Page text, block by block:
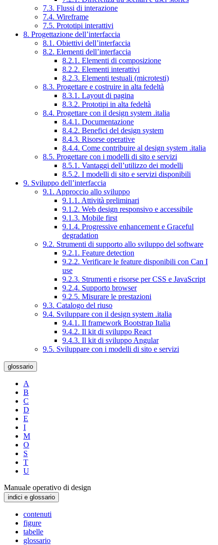
7.3. Flussi di interazione
7.4. Wireframe
7.5. Prototipi interattivi
8. Progettazione dell’interfaccia
8.1. Obiettivi dell’interfaccia
8.2. Elementi dell’interfaccia
8.2.1. Elementi di composizione
8.2.2. Elementi interattivi
8.2.3. Elementi testuali (microtesti)
8.3. Progettare e costruire in alta fedeltà
8.3.1. Layout di pagina
8.3.2. Prototipi in alta fedeltà
8.4. Progettare con il design system .italia
8.4.1. Documentazione
8.4.2. Benefici del design system
8.4.3. Risorse operative
8.4.4. Come contribuire al design system .italia
8.5. Progettare con i modelli di sito e servizi
8.5.1. Vantaggi dell’utilizzo dei modelli
8.5.2. I modelli di sito e servizi disponibili
9. Sviluppo dell’interfaccia
9.1. Approccio allo sviluppo
9.1.1. Attività preliminari
9.1.2. Web design responsivo e accessibile
9.1.3. Mobile first
9.1.4. Progressive enhancement e Graceful
degradation
9.2. Strumenti di supporto allo sviluppo del software
9.2.1. Feature detection
9.2.2. Verificare le feature disponibili con Can I
use
9.2.3. Strumenti e risorse per CSS e JavaScript
9.2.4. Supporto browser
9.2.5. Misurare le prestazioni
9.3. Catalogo del riuso
9.4. Sviluppare con il design system .italia
9.4.1. Il framework Bootstrap Italia
9.4.2. Il kit di sviluppo React
9.4.3. Il kit di sviluppo Angular
9.5. Sviluppare con i modelli di sito e servizi
glossario
A
B
C
D
E
I
M
O
S
T
U
Manuale operativo di design
indici e glossario
contenuti
figure
tabelle
glossario